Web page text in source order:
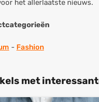
het allerlaatste nieuws.
- Fashion
met